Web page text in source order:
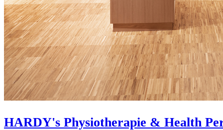
HARDY's Physiotherapie & Health